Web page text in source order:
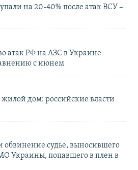
на 20-40% после атак ВСУ –
атак РФ на АЗС в Украине
с июнем
дом: российские власти
обвинение судье, выносившего
Украины, попавшего в плен в